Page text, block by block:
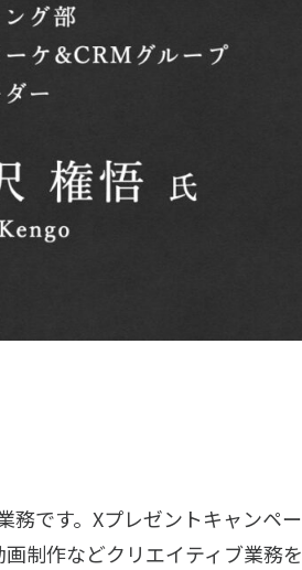
です。Xプレゼントキャンペー
制作などクリエイティブ業務を